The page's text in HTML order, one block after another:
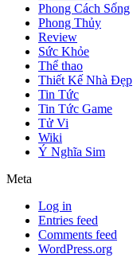
Phong Cách Sống
Phong Thủy
Review
Sức Khỏe
Thể thao
Thiết Kế Nhà Đẹp
Tin Tức
Tin Tức Game
Tử Vi
Wiki
Ý Nghĩa Sim
Meta
Log in
Entries feed
Comments feed
WordPress.org